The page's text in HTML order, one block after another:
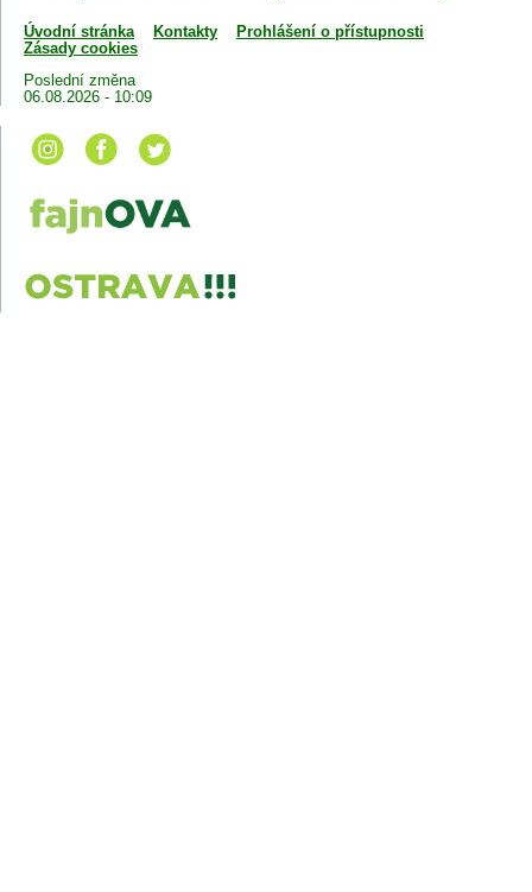
Úvodní stránka Kontakty
Prohlášení o přístupnosti
Zásady cookies
Poslední změna
06.08.2026 - 10:09